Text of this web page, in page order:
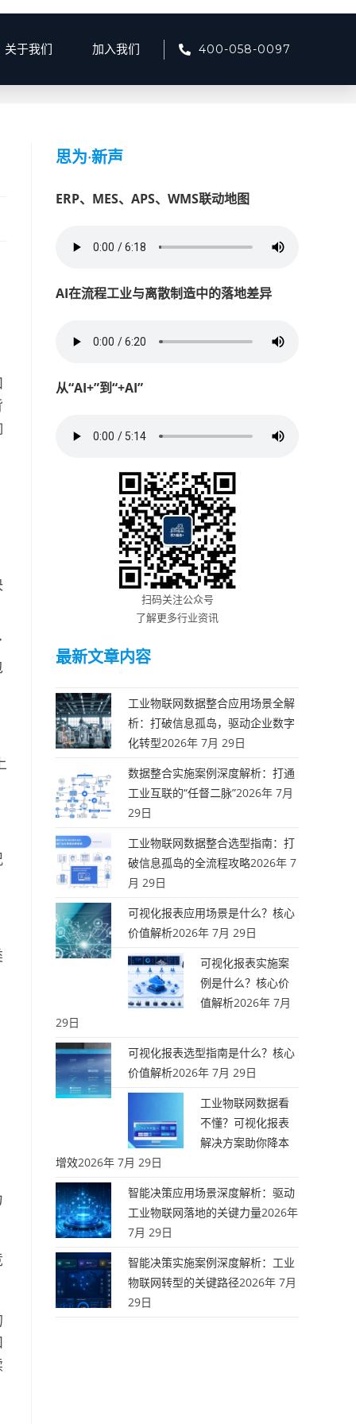
关于我们 加入我们 400-058-0097
> 2025 > 12 > 产品资讯 > 拉萨民爆信息化转型方案
思为·新声
ERP、MES、APS、WMS联动地图
AI在流程工业与离散制造中的落地差异
从“AI+”到“+AI”
扫码关注公众号
了解更多行业资讯
最新文章内容
工业物联网数据整合应用场景全解
析：打破信息孤岛，驱动企业数字
化转型2026年 7月 29日
数据整合实施案例深度解析：打通
工业互联的“任督二脉”2026年 7月
29日
工业物联网数据整合选型指南：打
破信息孤岛的全流程攻略2026年 7
月 29日
可视化报表应用场景是什么？核心
价值解析2026年 7月 29日
可视化报表实施案
例是什么？核心价
值解析2026年 7月
29日
可视化报表选型指南是什么？核心
价值解析2026年 7月 29日
工业物联网数据看
不懂？可视化报表
解决方案助你降本
增效2026年 7月 29日
智能决策应用场景深度解析：驱动
工业物联网落地的关键力量2026年
7月 29日
智能决策实施案例深度解析：工业
物联网转型的关键路径2026年 7月
29日